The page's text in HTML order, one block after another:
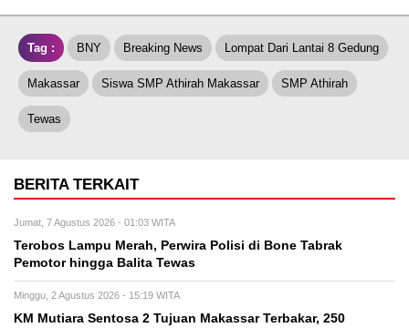
Tag : BNY Breaking News Lompat Dari Lantai 8 Gedung
Makassar Siswa SMP Athirah Makassar SMP Athirah
Tewas
BERITA TERKAIT
Jumat, 7 Agustus 2026 - 01:03 WITA
Terobos Lampu Merah, Perwira Polisi di Bone Tabrak
Pemotor hingga Balita Tewas
Minggu, 2 Agustus 2026 - 15:19 WITA
KM Mutiara Sentosa 2 Tujuan Makassar Terbakar, 250